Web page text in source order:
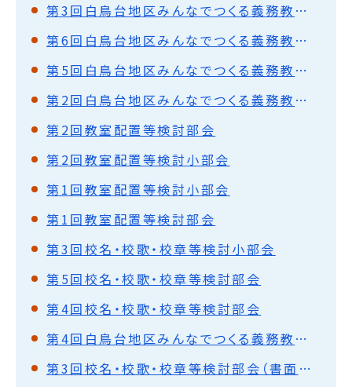
第3回白鳥台地区みんなでつくる義務教育学校推進協議会
第6回白鳥台地区みんなでつくる義務教育学校推進協議会
第5回白鳥台地区みんなでつくる義務教育学校推進協議会
第2回白鳥台地区みんなでつくる義務教育学校推進協議会
第2回教室配置等検討部会
第2回教室配置等検討小部会
第1回教室配置等検討小部会
第1回教室配置等検討部会
第3回校名・校歌・校章等検討小部会
第5回校名・校歌・校章等検討部会
第4回校名・校歌・校章等検討部会
第4回白鳥台地区みんなでつくる義務教育学校推進協議会
第3回校名・校歌・校章等検討部会（書面開催）